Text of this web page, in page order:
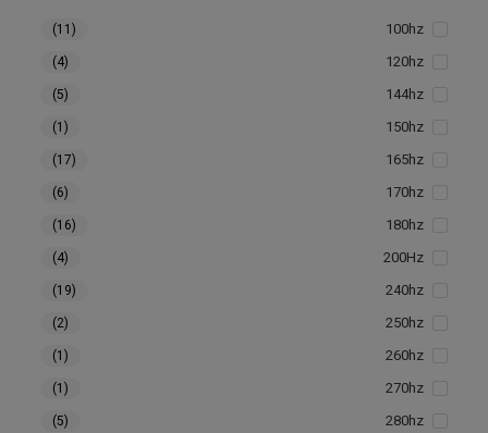
100hz
(11)
120hz
(4)
144hz
(5)
150hz
(1)
165hz
(17)
170hz
(6)
180hz
(16)
200Hz
(4)
240hz
(19)
250hz
(2)
260hz
(1)
270hz
(1)
280hz
(5)